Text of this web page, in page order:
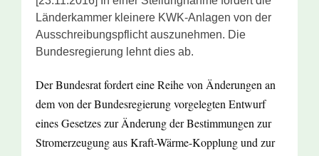
Länderkammer kleinere KWK-Anlagen von der
Ausschreibungspflicht auszunehmen. Die
Bundesregierung lehnt dies ab.
Der Bundesrat fordert eine Reihe von Änderungen an
dem von der Bundesregierung vorgelegten Entwurf
eines Gesetzes zur Änderung der Bestimmungen zur
Stromerzeugung aus Kraft-Wärme-Kopplung und zur